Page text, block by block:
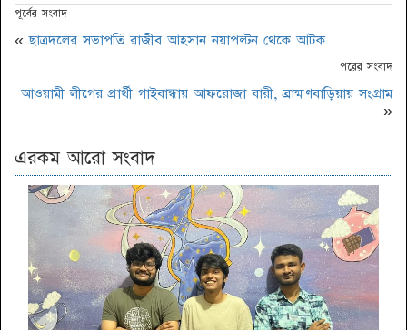
পূর্বের সংবাদ
«ছাত্রদলের সভাপতি রাজীব আহসান নয়াপল্টন থেকে আটক
পরের সংবাদ
আওয়ামী লীগের প্রার্থী গাইবান্ধায় আফরোজা বারী, ব্রাহ্মণবাড়িয়ায় সংগ্রাম
»
এরকম আরো সংবাদ